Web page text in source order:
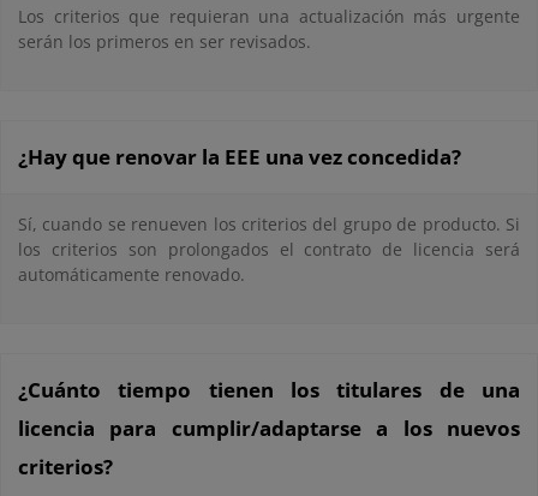
Los criterios que requieran una actualización más urgente
serán los primeros en ser revisados.
¿Hay que renovar la EEE una vez concedida?
Sí, cuando se renueven los criterios del grupo de producto. Si
los criterios son prolongados el contrato de licencia será
automáticamente renovado.
¿Cuánto tiempo tienen los titulares de una
licencia para cumplir/adaptarse a los nuevos
criterios?